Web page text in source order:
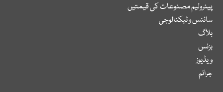
پیٹرولیم مصنوعات کی قیمتیں
سائنس و ٹیکنالوجی
بلاگ
بزنس
ویڈیوز
جرائم